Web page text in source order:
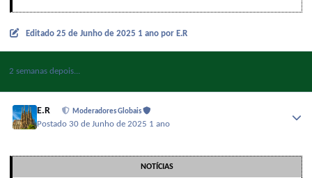
Editado 25 de Junho de 2025 1 ano por E.R
2 semanas depois...
E.R Moderadores Globais
Postado 30 de Junho de 2025 1 ano
NOTÍCIAS